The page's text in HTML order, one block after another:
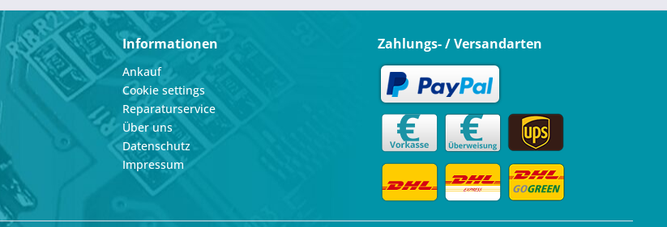
Informationen
Ankauf
Cookie settings
Reparaturservice
Über uns
Datenschutz
Impressum
Zahlungs- / Versandarten